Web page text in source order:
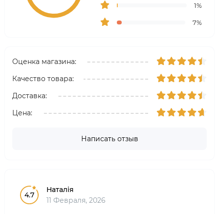
1%
7%
Оценка магазина:
Качество товара:
Доставка:
Цена:
Написать отзыв
4.7
Наталія
11 Февраля, 2026